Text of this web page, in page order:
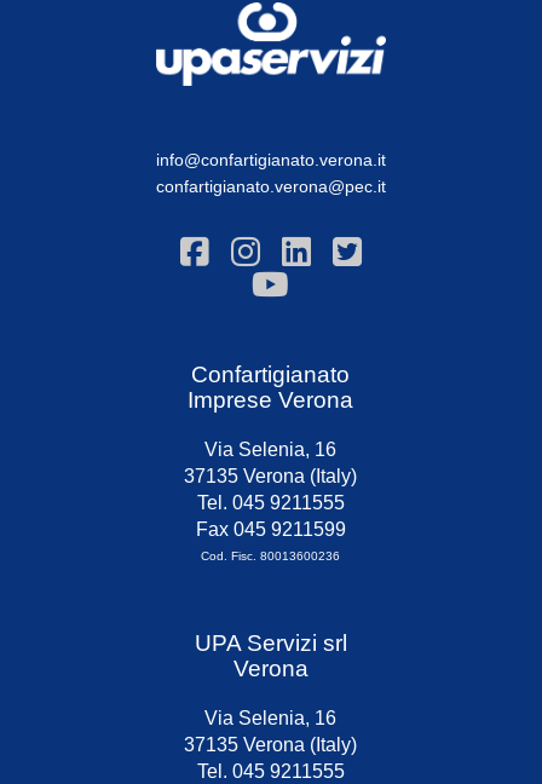
info@confartigianato.verona.it
confartigianato.verona@pec.it
Confartigianato
Imprese Verona
Via Selenia, 16
37135 Verona (Italy)
Tel. 045 9211555
Fax 045 9211599
Cod. Fisc. 80013600236
UPA Servizi srl
Verona
Via Selenia, 16
37135 Verona (Italy)
Tel. 045 9211555